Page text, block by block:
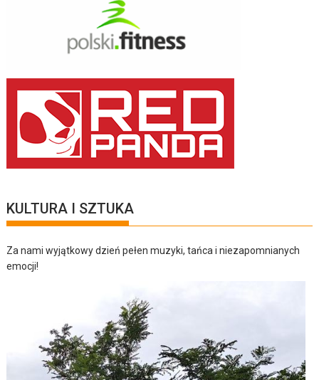
KULTURA I SZTUKA
Za nami wyjątkowy dzień pełen muzyki, tańca i niezapomnianych
emocji!